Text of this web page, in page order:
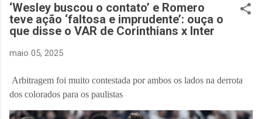
‘Wesley buscou o contato’ e Romero
teve ação ‘faltosa e imprudente’: ouça o
que disse o VAR de Corinthians x Inter
maio 05, 2025
Arbitragem foi muito contestada por ambos os lados na derrota
dos colorados para os paulistas